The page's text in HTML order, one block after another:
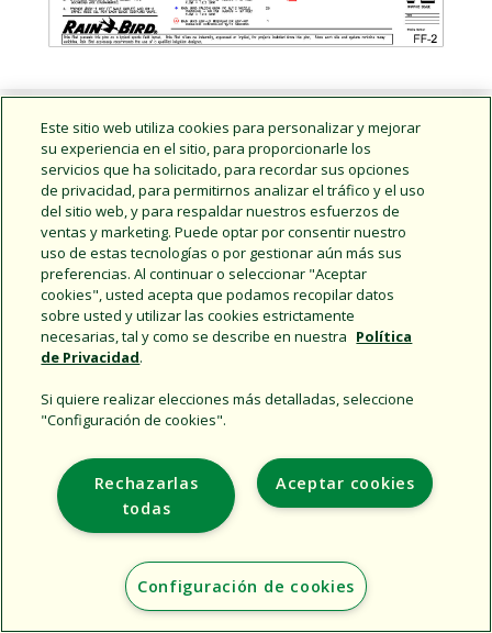
Share this document
Copy URL
Empresa
Additional Sites
Copyright © 2026 Rain Bird Corporation. All rights reserved.
Este sitio web utiliza cookies para personalizar y mejorar
su experiencia en el sitio, para proporcionarle los
servicios que ha solicitado, para recordar sus opciones
de privacidad, para permitirnos analizar el tráfico y el uso
del sitio web, y para respaldar nuestros esfuerzos de
ventas y marketing. Puede optar por consentir nuestro
uso de estas tecnologías o por gestionar aún más sus
preferencias. Al continuar o seleccionar "Aceptar
cookies", usted acepta que podamos recopilar datos
sobre usted y utilizar las cookies estrictamente
necesarias, tal y como se describe en nuestra Política
de Privacidad.
Si quiere realizar elecciones más detalladas, seleccione
"Configuración de cookies".
Aceptar cookies
Rechazarlas
todas
Configuración de cookies